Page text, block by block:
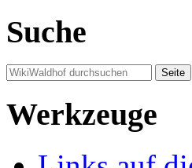
Suche
Werkzeuge